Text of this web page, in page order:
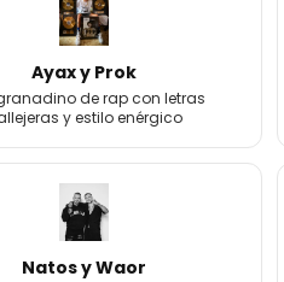
Ayax y Prok
de rap con letras
y estilo enérgico
Natos y Waor